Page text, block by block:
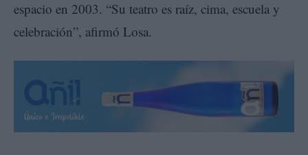
espacio en 2003. “Su teatro es raíz, cima, escuela y
celebración”, afirmó Losa.